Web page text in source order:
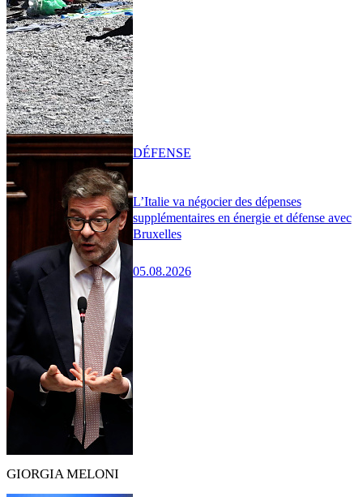
L’Italie va négocier des dépenses
supplémentaires en énergie et défense avec
Bruxelles
05.08.2026
DÉFENSE
GIORGIA MELONI